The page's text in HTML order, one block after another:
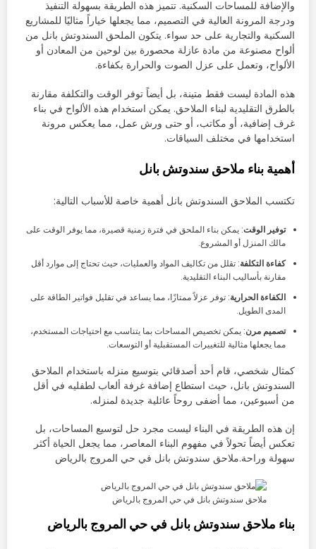
والإضافة للمساحات السكنية. تتميز هذه الطريقة بسهولة التنفيذ
ودرجة المرونة العالية في التصميم، مما يجعلها خياراً مثاليًا للمشاريع
السكنية والتجارية على حد سواء. يتكون الملحق السندوتش بانل من
ألواح مصنوعة من مادة عازلة محصورة بين لوحين من المعادن أو
الألواح، وتعمل على عزل الصوت والحرارة بكفاءة.
هذه المادة ليست فقط متينة، بل أيضاً توفر الوقت والتكلفة مقارنة
بالطرق التقليدية لبناء الملاحق. يمكن استخدام هذه الألواح في بناء
غرف إضافية، أو مكاتب، أو حتى ورش عمل، مما يعكس مرونة
استخدامها في مختلف السياقات.
أهمية بناء ملاحق سندوتش بانل
تكتسب الملاحق السندوتش بانل أهمية خاصة للأسباب التالية:
توفير الوقت: يمكن بناء الملحق في فترة زمنية قصيرة، مما يوفر الوقت على
مالك المنزل أو المشروع.
كفاءة التكلفة: تقلل من تكاليف المواد والعمليات، حيث تحتاج إلى موارد أقل
مقارنة بأساليب البناء التقليدية.
الكفاءة الحرارية: توفر عزلاً ممتازًا، مما يساعد في تقليل فواتير الطاقة على
المدى الطويل.
تصميم مرن: يمكن تخصيص المساحات بما يتناسب مع احتياجات المستخدم،
مما يجعلها مثالية للتغييرات المستقبلية أو التوسعات.
كمثال شخصي، قام أحد أصدقائي بتوسيع منزله باستخدام الملاحق
السندوتش بانل، حيث استطاع إضافة غرفة ألعاب لطفليه في أقل
من أسبوعين، مما أضفى روحاً عائلية جديدة لمنزله.
إن هذه الطريقة في البناء ليست مجرد حل لتوسيع المساحات، بل
تعكس أيضاً تحولاً في مفهوم البناء المعاصر، مما يجعل الحياة أكثر
سهولة وراحة.ملاحق سندوتش بانل في حي المروج بالرياض
ملاحق سندوتش بانل في حي المروج بالرياض
بناء ملاحق سندوتش بانل في حي المروج بالرياض